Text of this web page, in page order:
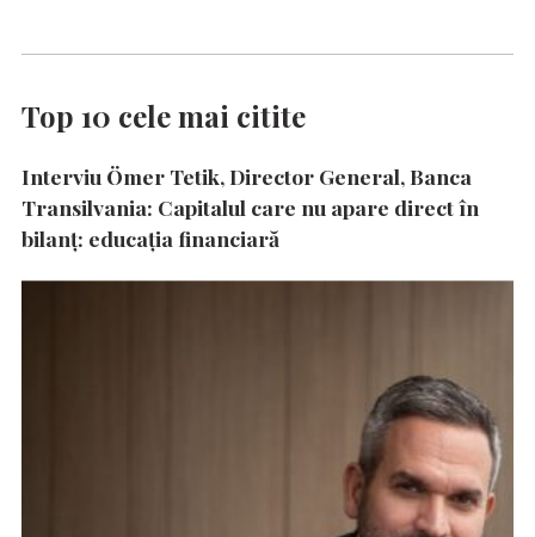
Top 10 cele mai citite
Interviu Ömer Tetik, Director General, Banca
Transilvania: Capitalul care nu apare direct în
bilanț: educația financiară